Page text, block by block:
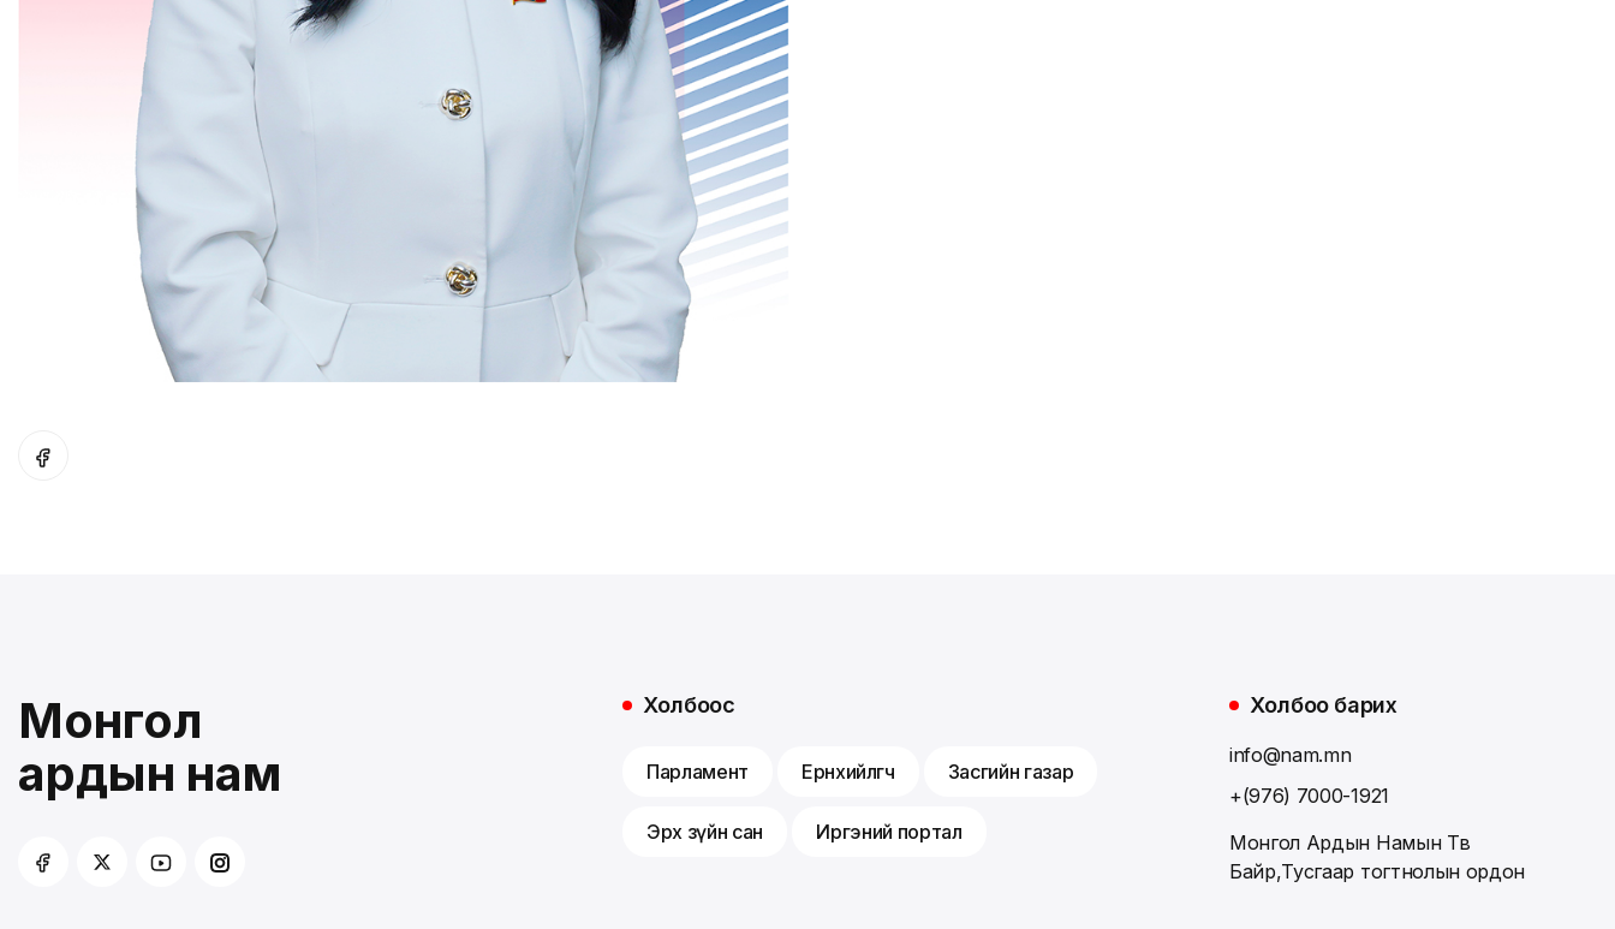
Монгол
ардын нам
Холбоос
Парламент Ерөнхийлөгч Засгийн газар
Эрх зүйн сан Иргэний портал
Холбоо барих
info@nam.mn
+(976) 7000-1921
Монгол Ардын Намын Төв
Байр,Тусгаар тогтнолын ордон